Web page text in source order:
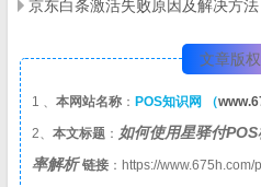
京东白条激活失败原因及解决方法
文章版
1 、 本网站名称 ： POS知识网 （
2、 本文标题 ： 如何使用星驿付
率解析链接 ：https://www.675h.com/